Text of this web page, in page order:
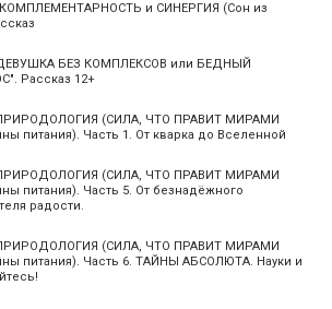
и СИНЕРГИЯ (Сон из
БЕЗ КОМПЛЕКСОВ или БЕДНЫЙ
Рассказ 12+
(СИЛА, ЧТО ПРАВИТ МИРАМИ
питания). Часть 1. От кварка до Вселенной
(СИЛА, ЧТО ПРАВИТ МИРАМИ
питания). Часть 5. От безнадёжного
радости.
(СИЛА, ЧТО ПРАВИТ МИРАМИ
питания). Часть 6. ТАЙНЫ АБСОЛЮТА. Науки и